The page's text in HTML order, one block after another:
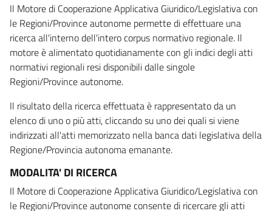
Il Motore di Cooperazione Applicativa Giuridico/Legislativa con
le Regioni/Province autonome permette di effettuare una
ricerca all'interno dell'intero corpus normativo regionale. Il
motore è alimentato quotidianamente con gli indici degli atti
normativi regionali resi disponibili dalle singole
Regioni/Province autonome.
Il risultato della ricerca effettuata è rappresentato da un
elenco di uno o più atti, cliccando su uno dei quali si viene
indirizzati all'atti memorizzato nella banca dati legislativa della
Regione/Provincia autonoma emanante.
MODALITA' DI RICERCA
Il Motore di Cooperazione Applicativa Giuridico/Legislativa con
le Regioni/Province autonome consente di ricercare gli atti